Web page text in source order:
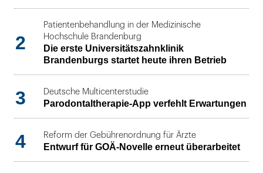
2
Patientenbehandlung in der Medizinische
Hochschule Brandenburg
Die erste Universitätszahnklinik
Brandenburgs startet heute ihren Betrieb
3 Deutsche Multicenterstudie
Parodontaltherapie-App verfehlt Erwartungen
4 Reform der Gebührenordnung für Ärzte
Entwurf für GOÄ-Novelle erneut überarbeitet